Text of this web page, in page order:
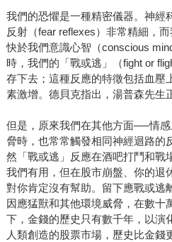
我們的恐懼是一種精密儀器。神經
反射（fear reflexes）非常精細，
快於我們意識心智（conscious
時，我們的「戰或逃」（fight or
存下去；這種反應的特徵包括血壓
素激增。德貝克指出，湯普森先生
但是，原來我們在其他方面──情
脅時，也常常觸發相同神經迴路的
然「戰或逃」反應在酒吧打鬥和戰
我們有用，但在股市崩盤、你的退
對你肯定沒有幫助。留下應戰或逃
因應猛獸和其他環境威脅，在數十
下，金錢的歷史只有數千年，以演
人類創造的股票市場，歷史比金錢